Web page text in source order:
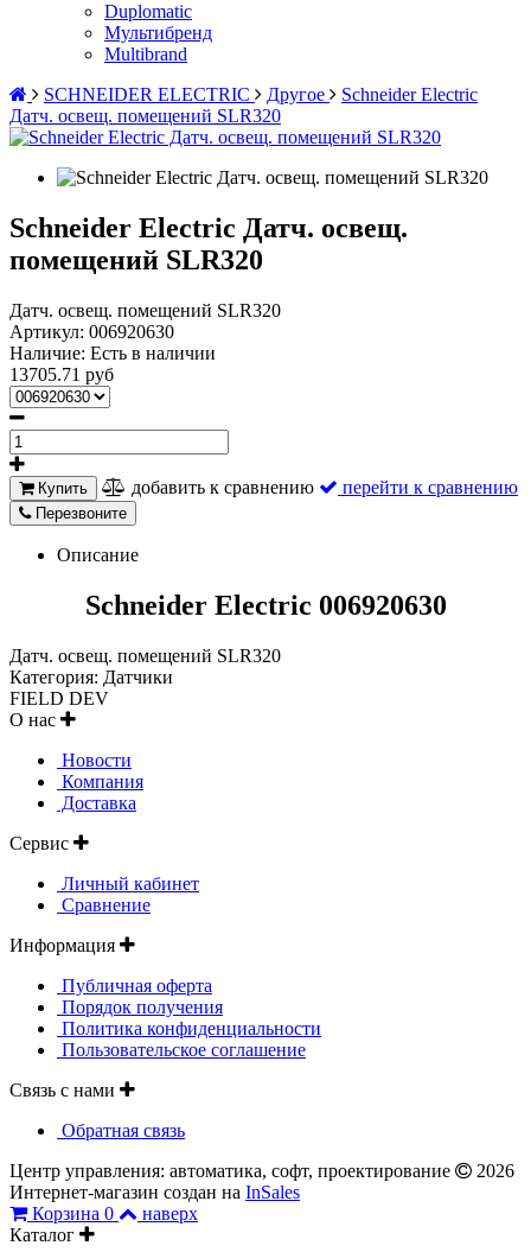
Duplomatic
Мультибренд
Multibrand
SCHNEIDER ELECTRIC
Другое
Schneider Electric
Датч. освещ. помещений SLR320
Schneider Electric Датч. освещ.
помещений SLR320
Датч. освещ. помещений SLR320
Артикул: 006920630
Наличие: Есть в наличии
13705.71 руб
Купить добавить к сравнению перейти к сравнению
Перезвоните
Описание
Schneider Electric 006920630
Датч. освещ. помещений SLR320
Категория: Датчики
FIELD DEV
О нас
Новости
Компания
Доставка
Сервис
Личный кабинет
Сравнение
Информация
Публичная оферта
Порядок получения
Политика конфиденциальности
Пользовательское соглашение
Связь с нами
Обратная связь
Центр управления: автоматика, софт, проектирование
2026
Интернет-магазин создан на InSales
Корзина 0
наверх
Каталог